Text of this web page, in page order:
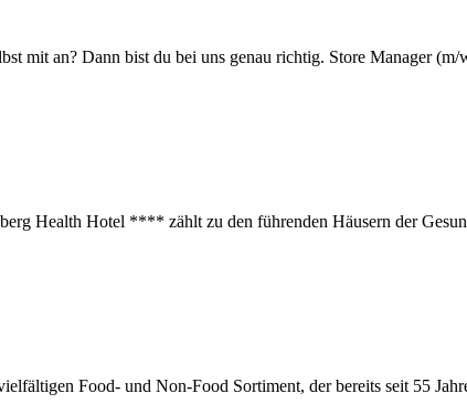
mit an? Dann bist du bei uns genau richtig. Store Manager
Health Hotel **** zählt zu den führenden Häusern der
Food- und Non-Food Sortiment, der bereits seit 55